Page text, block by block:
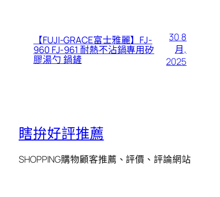
【FUJI-GRACE富士雅麗】FJ-
960 FJ-961 耐熱不沾鍋專用矽
膠湯勺 鍋鏟
30 8
月,
2025
瞎拚好評推薦
SHOPPING購物顧客推薦、評價、評論網站